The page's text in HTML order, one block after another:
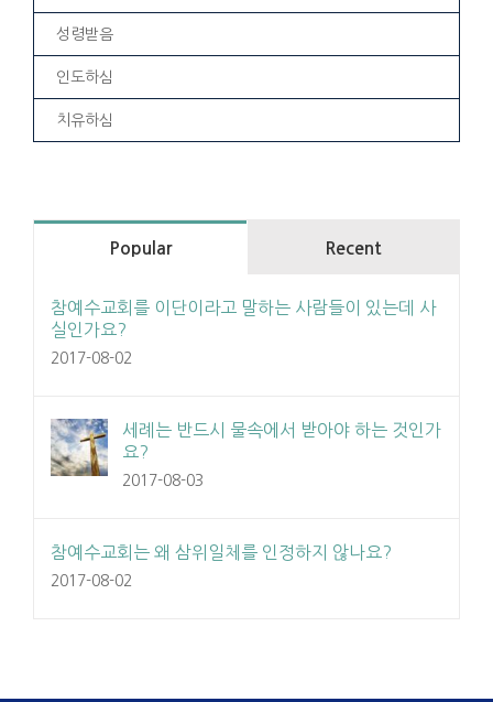
성령받음
인도하심
치유하심
Popular Recent
참예수교회를 이단이라고 말하는 사람들이 있는데 사
실인가요?
2017-08-02
세례는 반드시 물속에서 받아야 하는 것인가
요?
2017-08-03
참예수교회는 왜 삼위일체를 인정하지 않나요?
2017-08-02